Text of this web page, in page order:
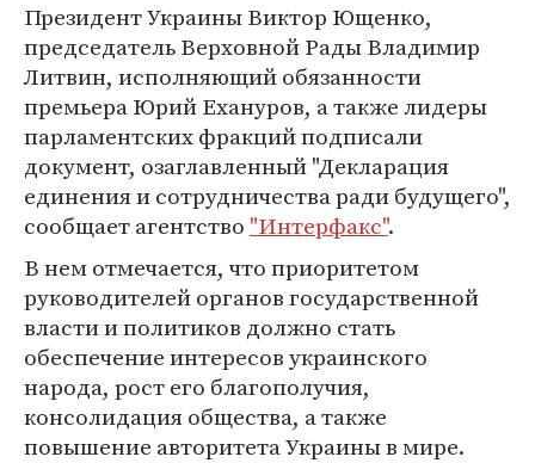
Президент Украины Виктор Ющенко,
председатель Верховной Рады Владимир
Литвин, исполняющий обязанности
премьера Юрий Ехануров, а также лидеры
парламентских фракций подписали
документ, озаглавленный "Декларация
единения и сотрудничества ради будущего",
сообщает агентство "Интерфакс".
В нем отмечается, что приоритетом
руководителей органов государственной
власти и политиков должно стать
обеспечение интересов украинского
народа, рост его благополучия,
консолидация общества, а также
повышение авторитета Украины в мире.